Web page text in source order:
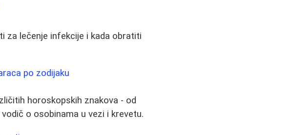
za lečenje infekcije i kada obratiti
po zodijaku
horoskopskih znakova - od
o osobinama u vezi i krevetu.